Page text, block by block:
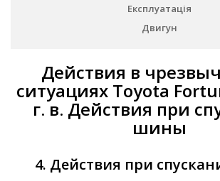
Експлуатація
Двигун
Действия в
ситуациях Toyota
г. в. Действия при
шины
4. Действия при